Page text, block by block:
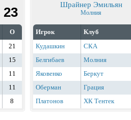
23
О
21
15
11
11
8
Шрайнер Эмильян
Молния
Игрок
Клуб
Кудашкин
СКА
Белгибаев
Молния
Яковенко
Беркут
Оберман
Грация
Платонов
ХК Тентек